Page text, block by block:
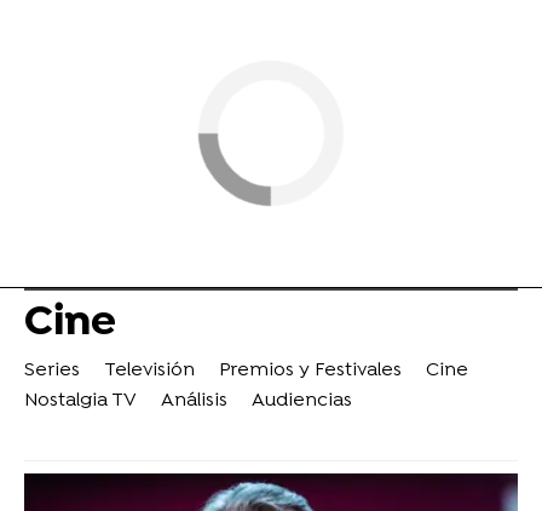
Cine
Series Televisión Premios y Festivales
Cine
Nostalgia TV
Análisis Audiencias